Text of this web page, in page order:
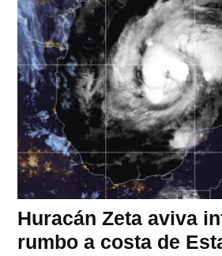
Huracán Zeta aviva
rumbo a costa de